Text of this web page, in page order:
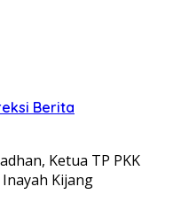
Berita
Ketua TP PKK
Kijang